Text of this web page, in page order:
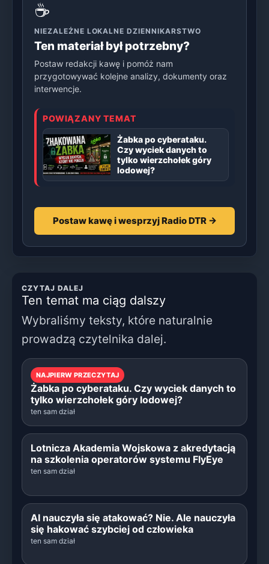
☕
NIEZALEŻNE LOKALNE DZIENNIKARSTWO
Ten materiał był potrzebny?
Postaw redakcji kawę i pomóż nam
przygotowywać kolejne analizy, dokumenty oraz
interwencje.
POWIĄZANY TEMAT
Żabka po cyberataku.
Czy wyciek danych to
tylko wierzchołek góry
lodowej?
Postaw kawę i wesprzyj Radio DTR →
CZYTAJ DALEJ
Ten temat ma ciąg dalszy
Wybraliśmy teksty, które naturalnie
prowadzą czytelnika dalej.
NAJPIERW PRZECZYTAJ
Żabka po cyberataku. Czy wyciek danych to
tylko wierzchołek góry lodowej?
ten sam dział
Lotnicza Akademia Wojskowa z akredytacją
na szkolenia operatorów systemu FlyEye
ten sam dział
AI nauczyła się atakować? Nie. Ale nauczyła
się hakować szybciej od człowieka
ten sam dział